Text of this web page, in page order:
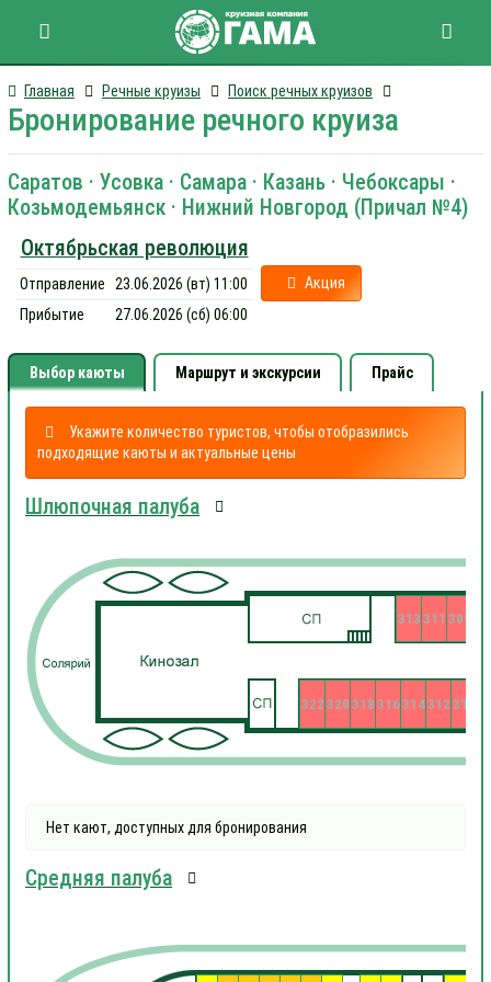
Главная Речные круизы Поиск речных круизов
Бронирование речного круиза
Саратов · Усовка · Самара · Казань · Чебоксары ·
Козьмодемьянск · Нижний Новгород (Причал №4)
Октябрьская революция
Отправление
23.06.2026 (вт) 11:00
Прибытие
27.06.2026 (сб) 06:00
Акция
Выбор каюты Маршрут и экскурсии Прайс
Укажите количество туристов, чтобы отобразились
подходящие каюты и актуальные цены
Шлюпочная палуба
309
310
311
312
313
314
316
318
320
322
Нет кают, доступных для бронирования
Средняя палуба